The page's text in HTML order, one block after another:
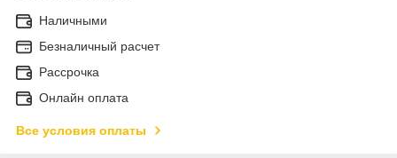
Наличными
Безналичный расчет
Рассрочка
Онлайн оплата
Все условия оплаты